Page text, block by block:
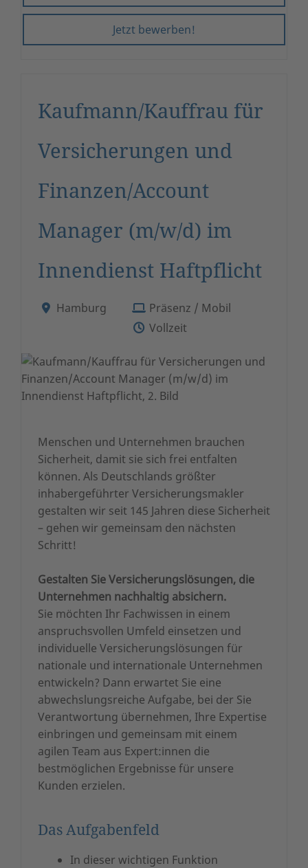
Jetzt bewerben!
Kaufmann/Kauffrau für
Versicherungen und
Finanzen/Account
Manager (m/w/d) im
Innendienst Haftpflicht
Hamburg
Präsenz / Mobil
Vollzeit
Menschen und Unternehmen brauchen
Sicherheit, damit sie sich frei entfalten
können. Als Deutschlands größter
inhabergeführter Versicherungsmakler
gestalten wir seit 145 Jahren diese Sicherheit
– gehen wir gemeinsam den nächsten
Schritt!
Gestalten Sie Versicherungslösungen, die
Unternehmen nachhaltig absichern.
Sie möchten Ihr Fachwissen in einem
anspruchsvollen Umfeld einsetzen und
individuelle Versicherungslösungen für
nationale und internationale Unternehmen
entwickeln? Dann erwartet Sie eine
abwechslungsreiche Aufgabe, bei der Sie
Verantwortung übernehmen, Ihre Expertise
einbringen und gemeinsam mit einem
agilen Team aus Expert:innen die
bestmöglichen Ergebnisse für unsere
Kunden erzielen.
Das Aufgabenfeld
In dieser wichtigen Funktion